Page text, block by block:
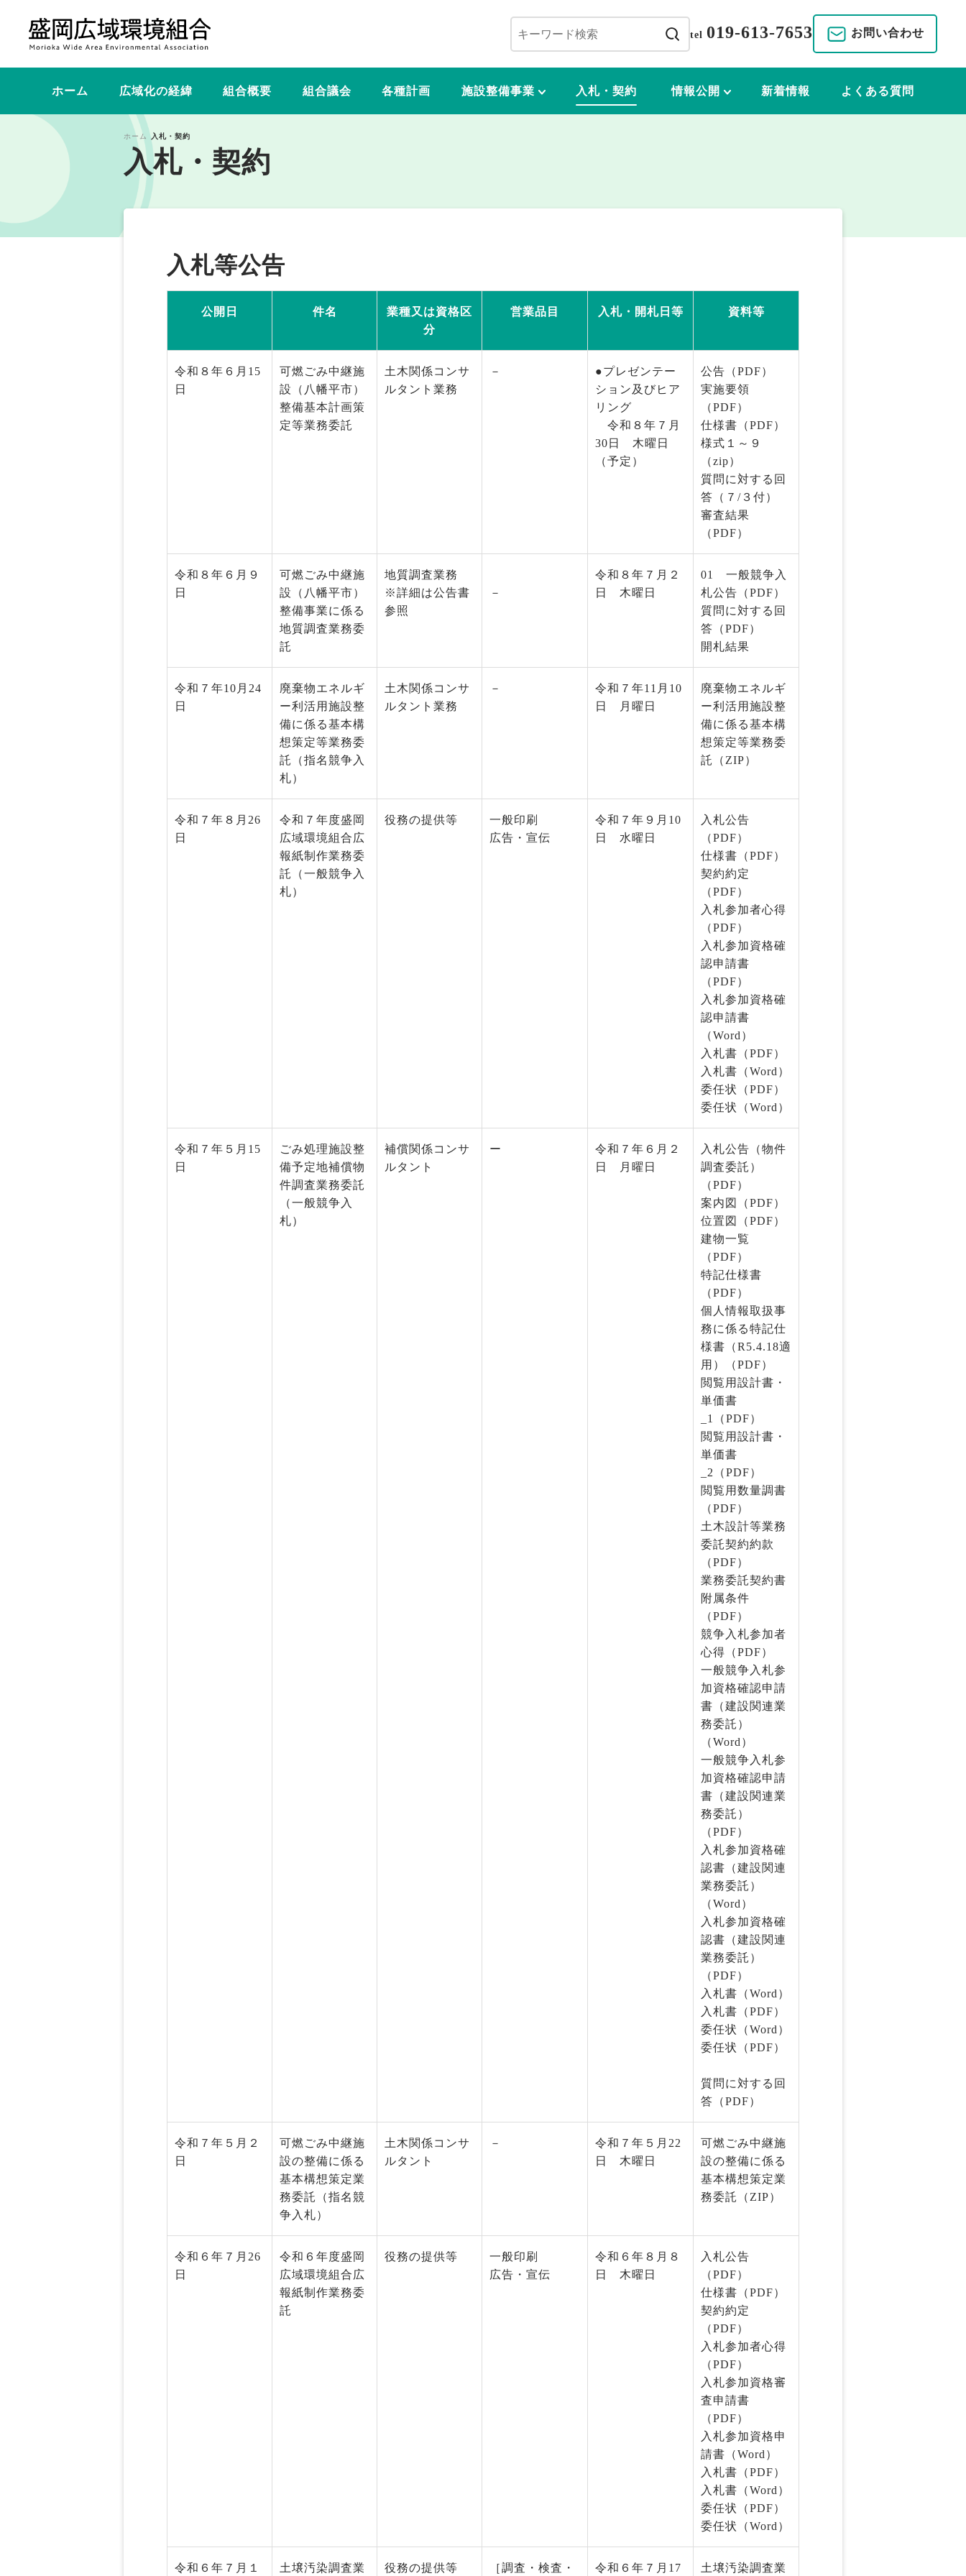
tel 019-613-7653 お問い合わせ
ホーム 広域化の経緯 組合概要 組合議会 各種計画 施設整備事業 入札・契約 情報公開 新着情報 よくある質問
ホーム 入札・契約
入札・契約
入札等公告
公開日 件名
業種又は資格区
分
営業品目 入札・開札日等 資料等
令和８年６月15
日
可燃ごみ中継施
設（八幡平市）
整備基本計画策
定等業務委託
土木関係コンサ
ルタント業務
－
●プレゼンテー
ション及びヒア
リング
令和８年７月
30日 木曜日
（予定）
公告（PDF）
実施要領
（PDF）
仕様書（PDF）
様式１～９
（zip）
質問に対する回
答（７/３付）
審査結果
（PDF）
令和８年６月９
日
可燃ごみ中継施
設（八幡平市）
整備事業に係る
地質調査業務委
託
地質調査業務
※詳細は公告書
参照
－
令和８年７月２
日 木曜日
01 一般競争入
札公告（PDF）
質問に対する回
答（PDF）
開札結果
令和７年10月24
日
廃棄物エネルギ
ー利活用施設整
備に係る基本構
想策定等業務委
託（指名競争入
札）
土木関係コンサ
ルタント業務
－
令和７年11月10
日 月曜日
廃棄物エネルギ
ー利活用施設整
備に係る基本構
想策定等業務委
託（ZIP）
令和７年８月26
日
令和７年度盛岡
広域環境組合広
報紙制作業務委
託（一般競争入
札）
役務の提供等
一般印刷
広告・宣伝
令和７年９月10
日 水曜日
入札公告
（PDF）
仕様書（PDF）
契約約定
（PDF）
入札参加者心得
（PDF）
入札参加資格確
認申請書
（PDF）
入札参加資格確
認申請書
（Word）
入札書（PDF）
入札書（Word）
委任状（PDF）
委任状（Word）
令和７年５月15
日
ごみ処理施設整
備予定地補償物
件調査業務委託
（一般競争入
札）
補償関係コンサ
ルタント
ー
令和７年６月２
日 月曜日
入札公告（物件
調査委託）
（PDF）
案内図（PDF）
位置図（PDF）
建物一覧
（PDF）
特記仕様書
（PDF）
個人情報取扱事
務に係る特記仕
様書（R5.4.18適
用）（PDF）
閲覧用設計書・
単価書
_1（PDF）
閲覧用設計書・
単価書
_2（PDF）
閲覧用数量調書
（PDF）
土木設計等業務
委託契約約款
（PDF）
業務委託契約書
附属条件
（PDF）
競争入札参加者
心得（PDF）
一般競争入札参
加資格確認申請
書（建設関連業
務委託）
（Word）
一般競争入札参
加資格確認申請
書（建設関連業
務委託）
（PDF）
入札参加資格確
認書（建設関連
業務委託）
（Word）
入札参加資格確
認書（建設関連
業務委託）
（PDF）
入札書（Word）
入札書（PDF）
委任状（Word）
委任状（PDF）
質問に対する回
答（PDF）
令和７年５月２
日
可燃ごみ中継施
設の整備に係る
基本構想策定業
務委託（指名競
争入札）
土木関係コンサ
ルタント
－
令和７年５月22
日 木曜日
可燃ごみ中継施
設の整備に係る
基本構想策定業
務委託（ZIP）
令和６年７月26
日
令和６年度盛岡
広域環境組合広
報紙制作業務委
託
役務の提供等
一般印刷
広告・宣伝
令和６年８月８
日 木曜日
入札公告
（PDF）
仕様書（PDF）
契約約定
（PDF）
入札参加者心得
（PDF）
入札参加資格審
査申請書
（PDF）
入札参加資格申
請書（Word）
入札書（PDF）
入札書（Word）
委任状（PDF）
委任状（Word）
令和６年７月１ 土壌汚染調査業 役務の提供等 ［調査・検査・ 令和６年７月17 土壌汚染調査業